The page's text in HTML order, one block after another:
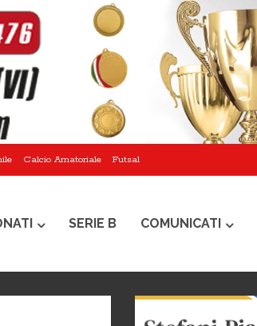
Calcio Amatoriale Futsal
SERIE B COMUNICATI